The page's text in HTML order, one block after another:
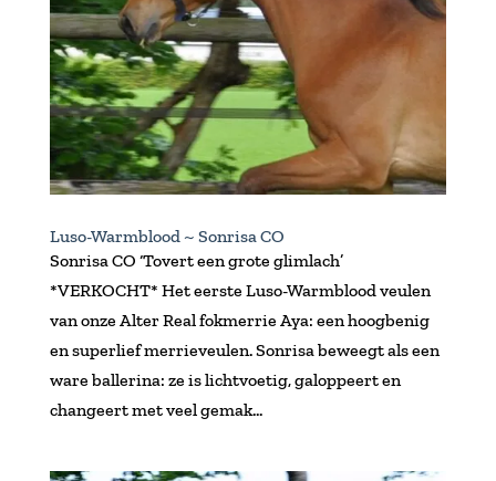
Luso-Warmblood ~ Sonrisa CO
Sonrisa CO ‘Tovert een grote glimlach’
*VERKOCHT* Het eerste Luso-Warmblood veulen
van onze Alter Real fokmerrie Aya: een hoogbenig
en superlief merrieveulen. Sonrisa beweegt als een
ware ballerina: ze is lichtvoetig, galoppeert en
changeert met veel gemak...